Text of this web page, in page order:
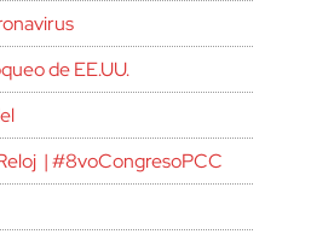
de EE.UU.
| #8voCongresoPCC